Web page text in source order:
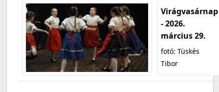
Virágvasárnap
- 2026.
március 29.
fotó: Tüskés
Tibor